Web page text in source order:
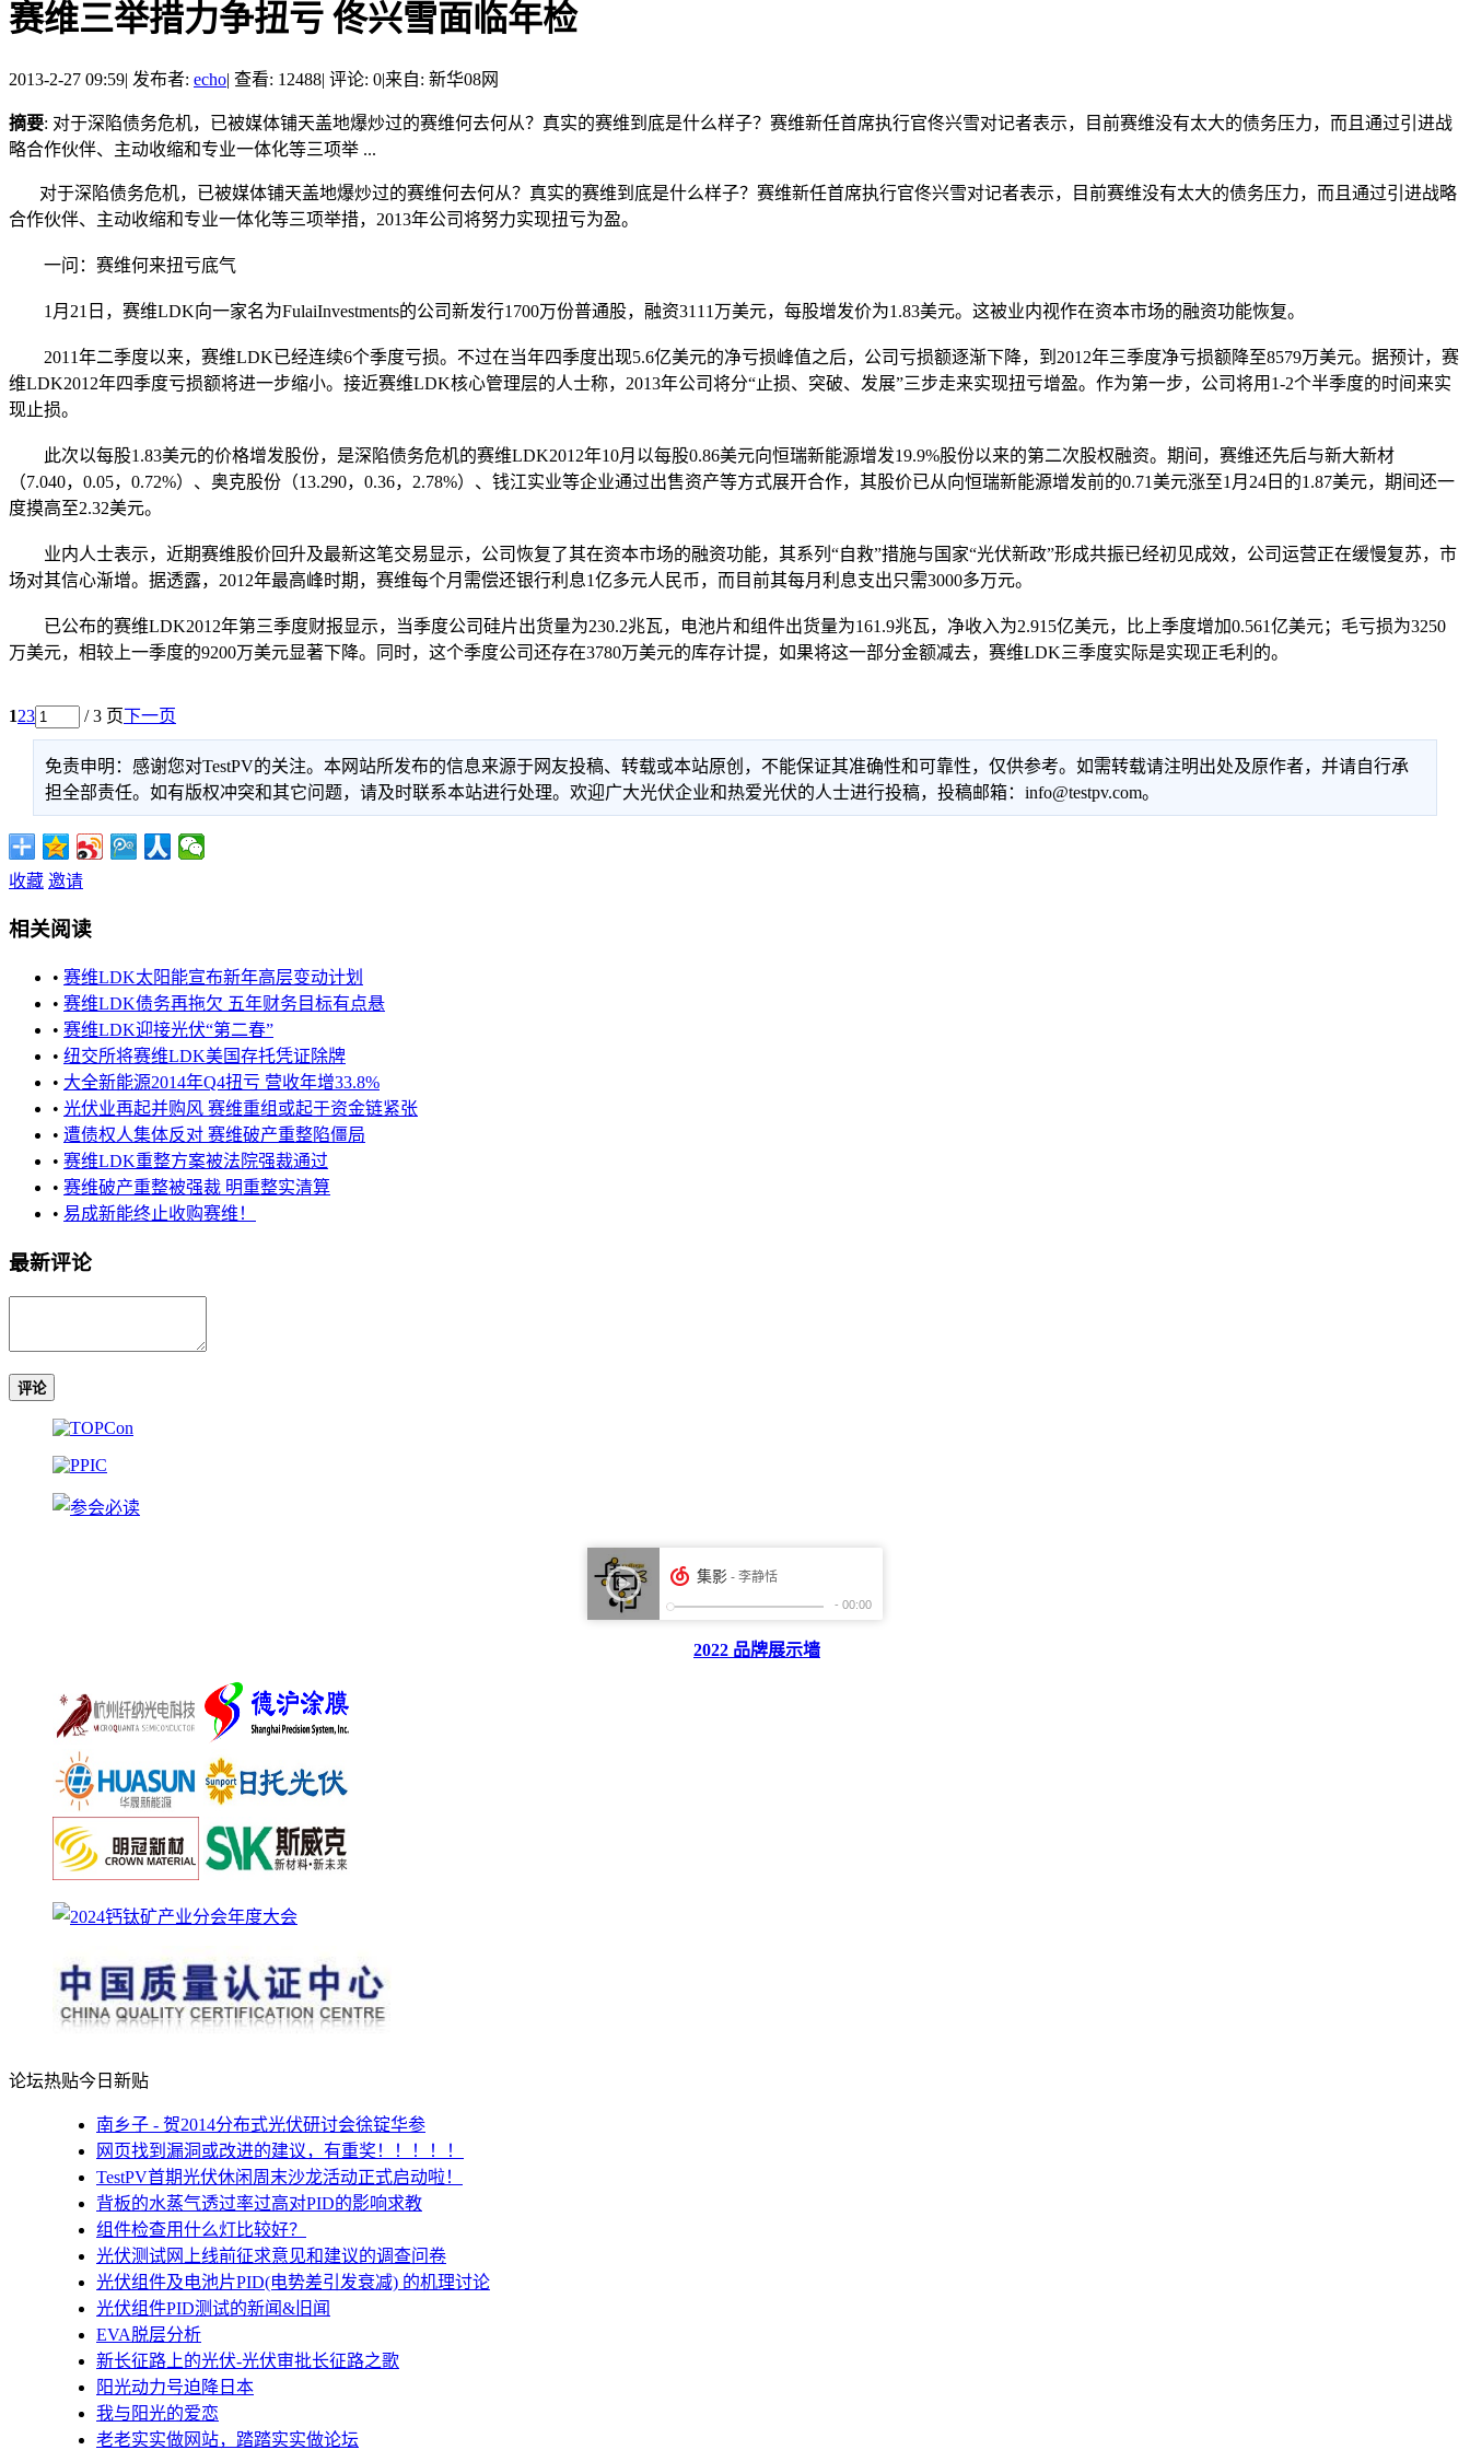
赛维三举措力争扭亏 佟兴雪面临年检
2013-2-27 09:59| 发布者: echo| 查看: 12488| 评论: 0|来自: 新华08网
摘要: 对于深陷债务危机，已被媒体铺天盖地爆炒过的赛维何去何从？真实的赛维到底是什么样子？赛维新任首席执行官佟兴雪对记者表示，目前赛维没有太大的债务压力，而且通过引进战
略合作伙伴、主动收缩和专业一体化等三项举 ...
对于深陷债务危机，已被媒体铺天盖地爆炒过的赛维何去何从？真实的赛维到底是什么样子？赛维新任首席执行官佟兴雪对记者表示，目前赛维没有太大的债务压力，而且通过引进战略
合作伙伴、主动收缩和专业一体化等三项举措，2013年公司将努力实现扭亏为盈。
一问：赛维何来扭亏底气
1月21日，赛维LDK向一家名为FulaiInvestments的公司新发行1700万份普通股，融资3111万美元，每股增发价为1.83美元。这被业内视作在资本市场的融资功能恢复。
2011年二季度以来，赛维LDK已经连续6个季度亏损。不过在当年四季度出现5.6亿美元的净亏损峰值之后，公司亏损额逐渐下降，到2012年三季度净亏损额降至8579万美元。据预计，赛
维LDK2012年四季度亏损额将进一步缩小。接近赛维LDK核心管理层的人士称，2013年公司将分“止损、突破、发展”三步走来实现扭亏增盈。作为第一步，公司将用1-2个半季度的时间来实
现止损。
此次以每股1.83美元的价格增发股份，是深陷债务危机的赛维LDK2012年10月以每股0.86美元向恒瑞新能源增发19.9%股份以来的第二次股权融资。期间，赛维还先后与新大新材
（7.040，0.05，0.72%）、奥克股份（13.290，0.36，2.78%）、钱江实业等企业通过出售资产等方式展开合作，其股价已从向恒瑞新能源增发前的0.71美元涨至1月24日的1.87美元，期间还一
度摸高至2.32美元。
业内人士表示，近期赛维股价回升及最新这笔交易显示，公司恢复了其在资本市场的融资功能，其系列“自救”措施与国家“光伏新政”形成共振已经初见成效，公司运营正在缓慢复苏，市
场对其信心渐增。据透露，2012年最高峰时期，赛维每个月需偿还银行利息1亿多元人民币，而目前其每月利息支出只需3000多万元。
已公布的赛维LDK2012年第三季度财报显示，当季度公司硅片出货量为230.2兆瓦，电池片和组件出货量为161.9兆瓦，净收入为2.915亿美元，比上季度增加0.561亿美元；毛亏损为3250
万美元，相较上一季度的9200万美元显著下降。同时，这个季度公司还存在3780万美元的库存计提，如果将这一部分金额减去，赛维LDK三季度实际是实现正毛利的。
123 / 3 页下一页
免责申明：感谢您对TestPV的关注。本网站所发布的信息来源于网友投稿、转载或本站原创，不能保证其准确性和可靠性，仅供参考。如需转载请注明出处及原作者，并请自行承
担全部责任。如有版权冲突和其它问题，请及时联系本站进行处理。欢迎广大光伏企业和热爱光伏的人士进行投稿，投稿邮箱：info@testpv.com。
收藏 邀请
相关阅读
• 赛维LDK太阳能宣布新年高层变动计划
• 赛维LDK债务再拖欠 五年财务目标有点悬
• 赛维LDK迎接光伏“第二春”
• 纽交所将赛维LDK美国存托凭证除牌
• 大全新能源2014年Q4扭亏 营收年增33.8%
• 光伏业再起并购风 赛维重组或起于资金链紧张
• 遭债权人集体反对 赛维破产重整陷僵局
• 赛维LDK重整方案被法院强裁通过
• 赛维破产重整被强裁 明重整实清算
• 易成新能终止收购赛维！
最新评论
评论
2022 品牌展示墙
论坛热贴今日新贴
南乡子 - 贺2014分布式光伏研讨会徐锭华参
网页找到漏洞或改进的建议，有重奖！！！！！
TestPV首期光伏休闲周末沙龙活动正式启动啦！
背板的水蒸气透过率过高对PID的影响求教
组件检查用什么灯比较好？
光伏测试网上线前征求意见和建议的调查问卷
光伏组件及电池片PID(电势差引发衰减) 的机理讨论
光伏组件PID测试的新闻&旧闻
EVA脱层分析
新长征路上的光伏-光伏审批长征路之歌
阳光动力号迫降日本
我与阳光的爱恋
老老实实做网站，踏踏实实做论坛